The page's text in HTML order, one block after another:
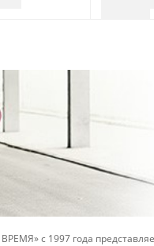
с 1997 года